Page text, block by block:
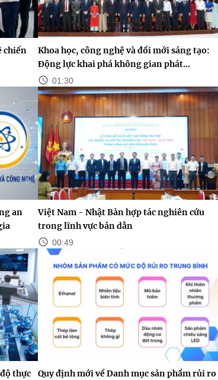
chiến
Khoa học, công nghệ và đổi mới sáng tạo:
Động lực khai phá không gian phát...
01:30
an
Việt Nam - Nhật Bản hợp tác nghiên cứu
trong lĩnh vực bán dẫn
00:49
thực
Quy định mới về Danh mục sản phẩm rủi ro